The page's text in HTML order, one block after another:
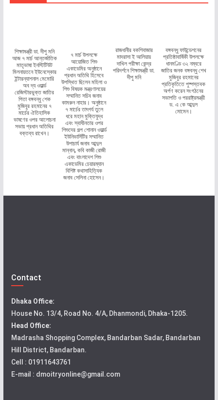
শিক্ষামন্ত্রী ডা. দীপু মনি
আজ ৭ মার্চ আন্তর্জাতিক
মাতৃভাষা ইনস্টিটিউট
মিলনায়তনে ইউনেস্কোর
ইন্টারন্যাশনাল মেমোরি
অব দ্য ওয়ার্ল্ড
রেজিস্টারভুক্ত জাতির
পিতা বঙ্গবন্ধু শেক
মুজিবুর রহমানের ৭
মার্চের ঐতিহাসিক
ভাষণের ওপর আলোচনা
সভায় প্রধান অতিথির
বক্তব্য রাখেন।
৭ মার্চ উপলক্ষে
আয়োজিত শিশু
একাডেমির অনুষ্ঠানে
প্রধান অতিথি হিসেবে
উপস্থিত ছিলেন মহিলা ও
শিশু বিষয়ক মন্ত্রণালয়ের
সম্মানিত সচিব জনাব
কামরুন নাহার। অনুষ্ঠানে
৭ মার্চের তাৎপর্য তুলে
ধরে মহান মুক্তিযুদ্ধ
এবং স্বাধীনতার ওপর
শিশুদের গল্প শোনান ওয়ার্ল্ড
ইউনিভার্সিটির সম্মানিত
উপাচার্য জনাব আব্দুল
মান্নান, কবি কাজী রোজী
এবং বাংলাদেশ শিশু
একাডেমির চেয়ারম্যান
বিশিষ্ট কথাসাহিত্যিক
জনাব সেলিনা হোসেন।
রাজধানীর বকশিবাজার
মাদরাসা ই আলিয়ায়
দাখিল পরীক্ষা কেন্দ্র
পরিদর্শনে শিক্ষামন্ত্রী ডা.
দীপু মনি
বঙ্গবন্ধু ফাউন্ডেশনের
প্রতিষ্ঠাবার্ষিকী উপলক্ষে
ধানমণ্ডি ৩২ নম্বরে
জাতির জনক বঙ্গবন্ধু শেখ
মুজিবুর রহমানের
প্রতিকৃতিতে পুষ্পস্তবক
অর্পণ করেন সংগঠনের
সভাপতি ও পররাষ্ট্রমন্ত্রী
ড. এ কে আব্দুল
মোমেন।
Contact
Dhaka Office:
House No. 13/4, Road No. 4/A, Dhanmondi, Dhaka-1205.
Head Office:
Madrasha Shopping Complex, Bandarban Sadar, Bandarban
Hill District, Bandarban.
Cell : 01911643761
E-mail : dmoitryonline@gmail.com